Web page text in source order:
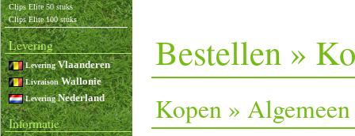
Clips Elite 50 stuks
Clips Elite 100 stuks
Levering
LeveringVlaanderen
LivraisonWallonie
LeveringNederland
Informatie
Bestellen »
Kopen » Algemeen